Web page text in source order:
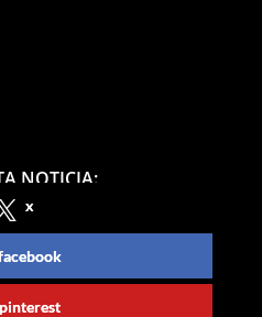
NOTICIA:
x
pinterest